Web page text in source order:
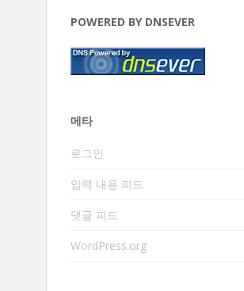
POWERED BY DNSEVER
메타
로그인
입력 내용 피드
댓글 피드
WordPress.org